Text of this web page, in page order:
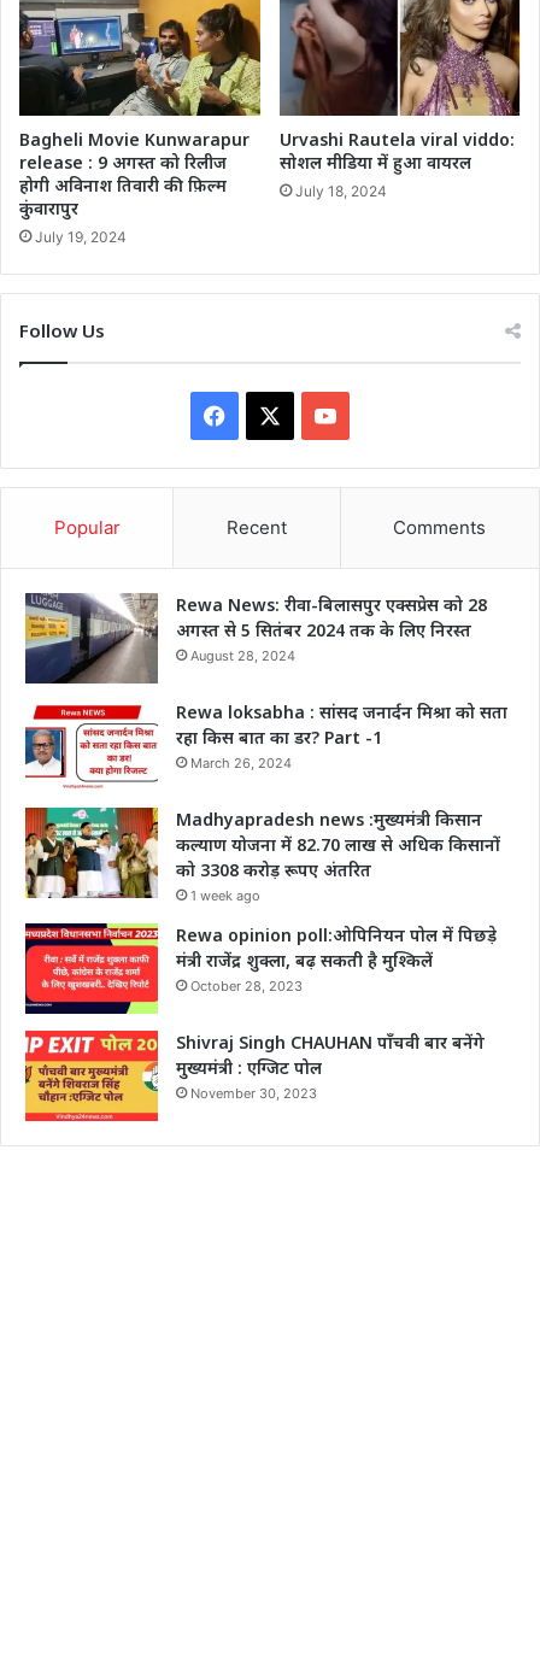
Bagheli Movie Kunwarapur
release : 9 अगस्त को रिलीज
होगी अविनाश तिवारी की फ़िल्म
कुंवारापुर
July 19, 2024
Urvashi Rautela viral viddo:
सोशल मीडिया में हुआ वायरल
July 18, 2024
Follow Us
Facebook YouTube
Popular Recent Comments
Rewa News: रीवा-बिलासपुर एक्सप्रेस को 28
अगस्त से 5 सितंबर 2024 तक के लिए निरस्त
August 28, 2024
Rewa loksabha : सांसद जनार्दन मिश्रा को सता
रहा किस बात का डर? Part -1
March 26, 2024
Madhyapradesh news :मुख्यमंत्री किसान
कल्याण योजना में 82.70 लाख से अधिक किसानों
को 3308 करोड़ रूपए अंतरित
1 week ago
Rewa opinion poll:ओपिनियन पोल में पिछड़े
मंत्री राजेंद्र शुक्ला, बढ़ सकती है मुश्किलें
October 28, 2023
Shivraj Singh CHAUHAN पाँचवी बार बनेंगे
मुख्यमंत्री : एग्जिट पोल
November 30, 2023